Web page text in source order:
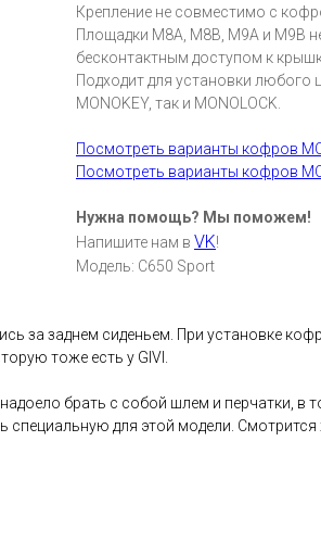
Крепление не совместимо с
Площадки M8A, M8B, M9A и M9B
бесконтактным доступом к
Подходит для установки любого
MONOKEY, так и MONOLOCK.
Посмотреть варианты кофров
Посмотреть варианты кофров
Нужна помощь? Мы поможем!
Напишите нам в VK!
Модель: C650 Sport
за заднем сиденьем. При установке
тоже есть у GIVI.
брать с собой шлем и перчатки, в
для этой модели.